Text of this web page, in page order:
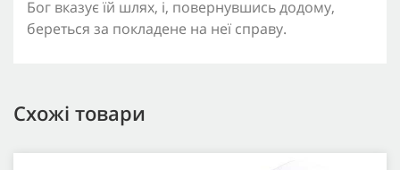
Бог вказує їй шлях, і, повернувшись додому,
береться за покладене на неї справу.
Схожі товари